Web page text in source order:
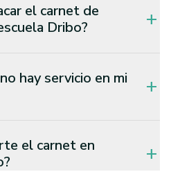
el carnet de
Dribo?
add
hay servicio en mi
add
el carnet en
add